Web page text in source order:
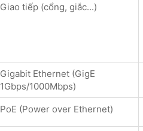
Giao tiếp (cổng, giắc...)
Gigabit Ethernet (GigE
1Gbps/1000Mbps)
PoE (Power over Ethernet)